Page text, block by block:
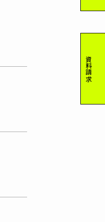
資料請求